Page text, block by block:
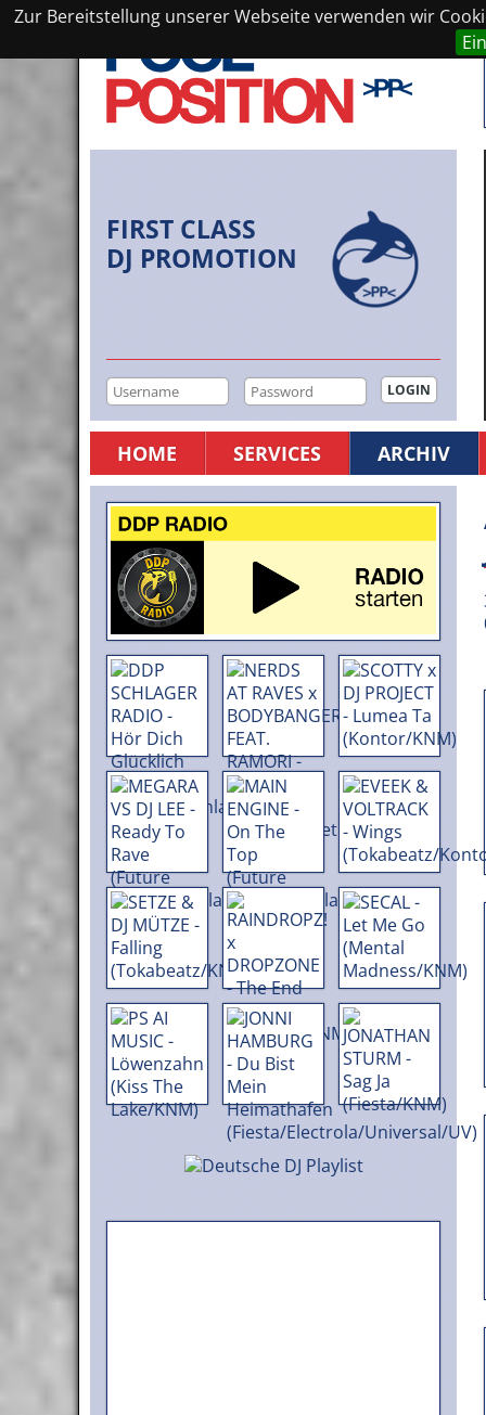
Zur Bereitstellung unserer Webseite verwenden wir
FIRST CLASS
DJ PROMOTION
HOME SERVICES ARCHIV